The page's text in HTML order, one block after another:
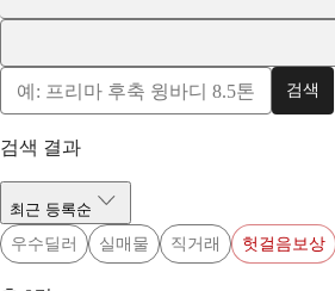
검색
검색 결과
최근 등록순
우수딜러
실매물 직거래 헛걸음보상